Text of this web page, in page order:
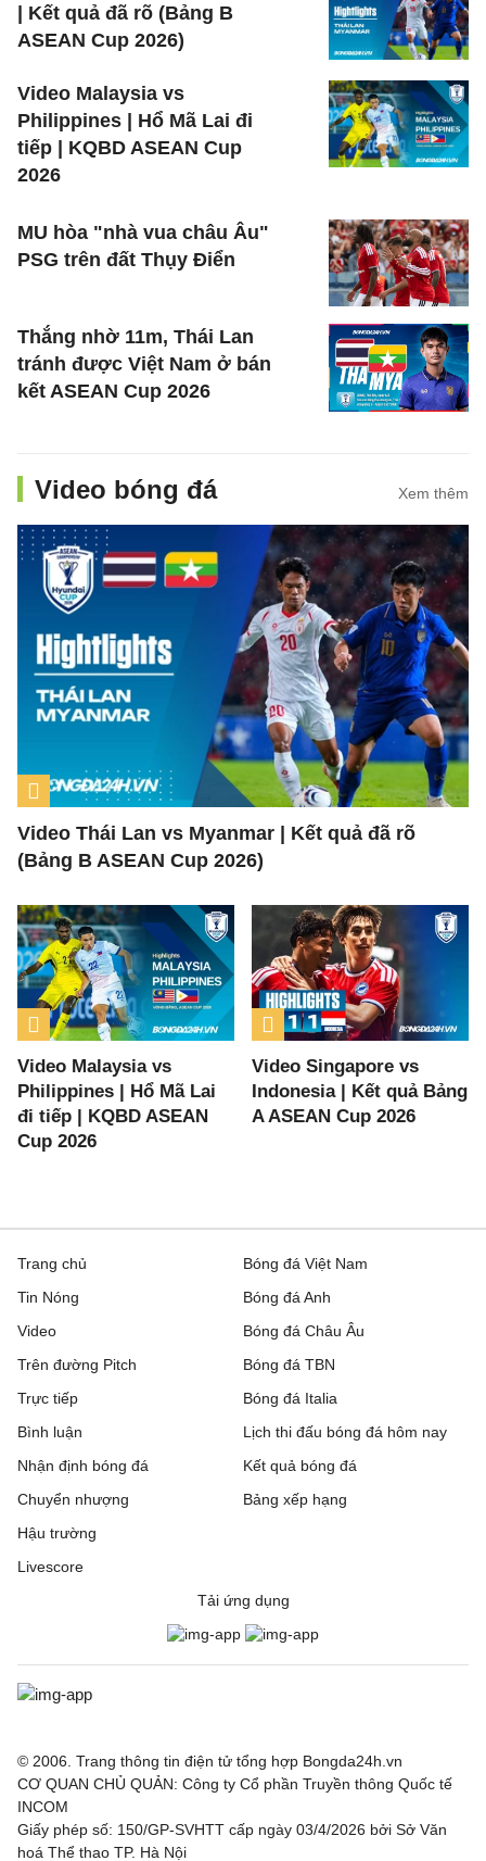
| Kết quả đã rõ (Bảng B
ASEAN Cup 2026)
Video Malaysia vs
Philippines | Hổ Mã Lai đi
tiếp | KQBD ASEAN Cup
2026
MU hòa "nhà vua châu Âu"
PSG trên đất Thụy Điển
Thắng nhờ 11m, Thái Lan
tránh được Việt Nam ở bán
kết ASEAN Cup 2026
Video bóng đá Xem thêm
Video Thái Lan vs Myanmar | Kết quả đã rõ
(Bảng B ASEAN Cup 2026)
Video Malaysia vs
Philippines | Hổ Mã Lai
đi tiếp | KQBD ASEAN
Cup 2026
Video Singapore vs
Indonesia | Kết quả Bảng
A ASEAN Cup 2026
Trang chủ
Tin Nóng
Video
Trên đường Pitch
Trực tiếp
Bóng đá Việt Nam
Bóng đá Anh
Bóng đá Châu Âu
Bóng đá TBN
Bóng đá Italia
Bình luận
Nhận định bóng đá
Chuyển nhượng
Hậu trường
Livescore
Lịch thi đấu bóng đá hôm nay
Kết quả bóng đá
Bảng xếp hạng
Tải ứng dụng
© 2006. Trang thông tin điện tử tổng hợp Bongda24h.vn
CƠ QUAN CHỦ QUẢN: Công ty Cổ phần Truyền thông Quốc tế
INCOM
Giấy phép số: 150/GP-SVHTT cấp ngày 03/4/2026 bởi Sở Văn
hoá Thể thao TP. Hà Nội